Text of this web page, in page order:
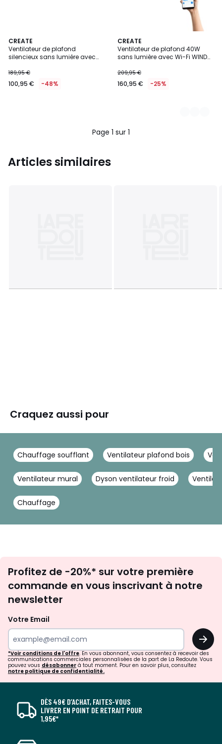
CREATE
Ventilateur de plafond
silencieux sans lumiére avec
189,95 €
100,95 € -48%
CREATE
Ventilateur de plafond 40W
sans lumière avec Wi-Fi WIND
209,95 €
160,95 € -25%
2
Couleurs
Page 1 sur 1
Articles similaires
Craquez aussi pour
Chauffage soufflant Ventilateur plafond bois
Ventilateur mural Dyson ventilateur froid
Chauffage
newsletter
Profitez de -20%* sur votre première
commande en vous inscrivant à notre
newsletter
Votre Email
OK
*Voir conditions de l'offre. En vous abonnant, vous consentez à recevoir des
communications commerciales personnalisées de la part de La Redoute. Vous
pouvez vous désabonner à tout moment. Pour en savoir plus, consultez
notre politique de confidentialité.
DÈS 49€ D’ACHAT, FAITES-VOUS
LIVRER EN POINT DE RETRAIT POUR
1,95€*